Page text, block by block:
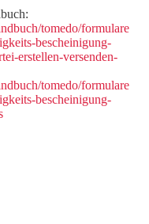
tomedo/formulare
bescheinigung-
erstellen-versenden-
tomedo/formulare
bescheinigung-